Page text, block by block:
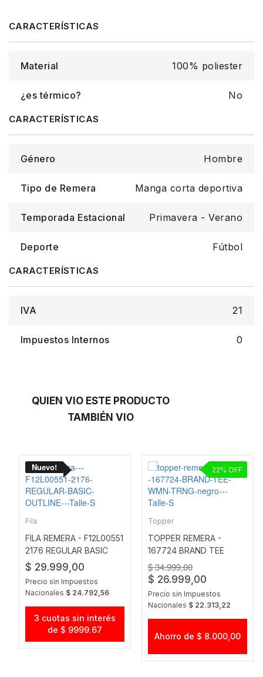
Material 100% poliester
¿es térmico? No
Género Hombre
Tipo de Remera Manga corta deportiva
Temporada Estacional Primavera - Verano
Deporte Fútbol
IVA 21
Impuestos Internos 0
QUIEN VIO ESTE PRODUCTO
TAMBIÉN VIO
Fila
FILA REMERA - F12L00551
2176 REGULAR BASIC
OUTLINE
$ 29.999,00
Precio sin Impuestos
Nacionales $ 24.792,56
3 cuotas sin interés
de $ 9999.67
Topper
TOPPER REMERA -
167724 BRAND TEE
WMN TRNG NEGRO
$ 34.999,00
$ 26.999,00
Precio sin Impuestos
Nacionales $ 22.313,22
22
Ahorro de $ 8.000,00